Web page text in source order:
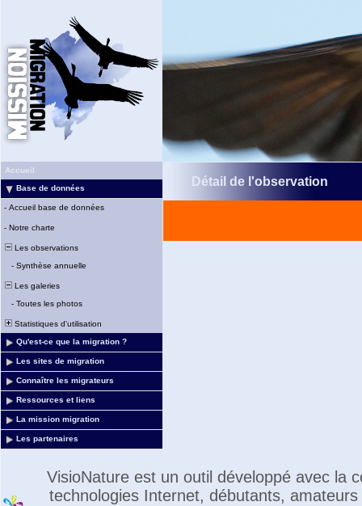
Accueil
Base de données
- Accueil base de données
- Notre charte
Les observations
- Synthèse annuelle
Les galeries
- Toutes les photos
Statistiques d'utilisation
Qu'est-ce que la migration ?
Les sites de migration
Connaître les migrateurs
Ressources et liens
La mission migration
Les partenaires
Détail de l'observation
VisioNature est un outil développé avec la
technologies Internet, débutants,